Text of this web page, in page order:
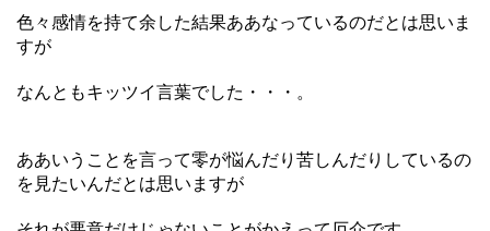
色々感情を持て余した結果ああなっているのだとは思いま
すが
なんともキッツイ言葉でした・・・。
ああいうことを言って零が悩んだり苦しんだりしているの
を見たいんだとは思いますが